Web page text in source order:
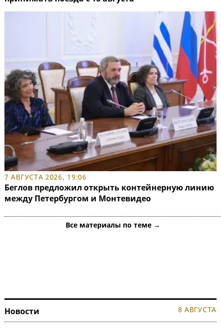
7 АВГУСТА 2026, 19:06
Беглов предложил открыть контейнерную линию
между Петербургом и Монтевидео
Все материалы по теме →
Новости 8 АВГУСТА